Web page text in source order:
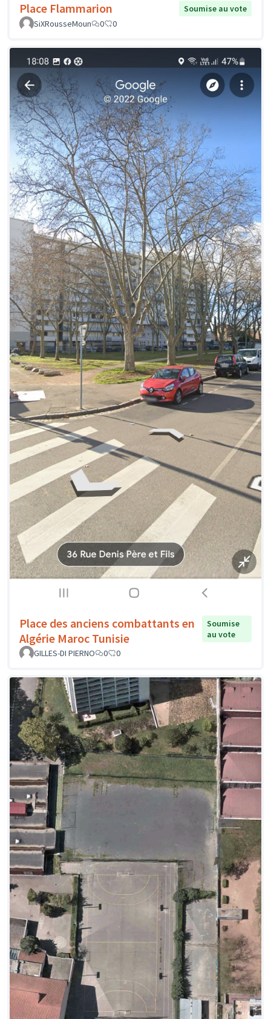
Place Flammarion
Soumise au vote
SiXRousseMoun
0 0
Place des anciens combattants en
Algérie Maroc Tunisie
Soumise
au vote
GILLES-DI PIERNO
0 0